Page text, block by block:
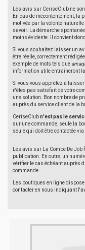
Les avis sur CeriseClub ne
En cas de mécontentement, la
motivée par la volonté
savoir. La démarche
moins évidente. Il convient
Si vous souhaitez laisser un
être réelle, correctement
exemple de mots tels que
information utile entraîneront
Si vous vous apprêtez à
n'êtes pas satisfait de votre
une solution. Bon nombre de
auprès du service client de la
CeriseClubn'est pas le
sur une commande, seule la
seule qui doit être contactée
Les avis sur La Combe De
publication. En outre, un
vérifier le cas échéant auprès
commande.
Les boutiques en ligne
contacter en nous indiquant